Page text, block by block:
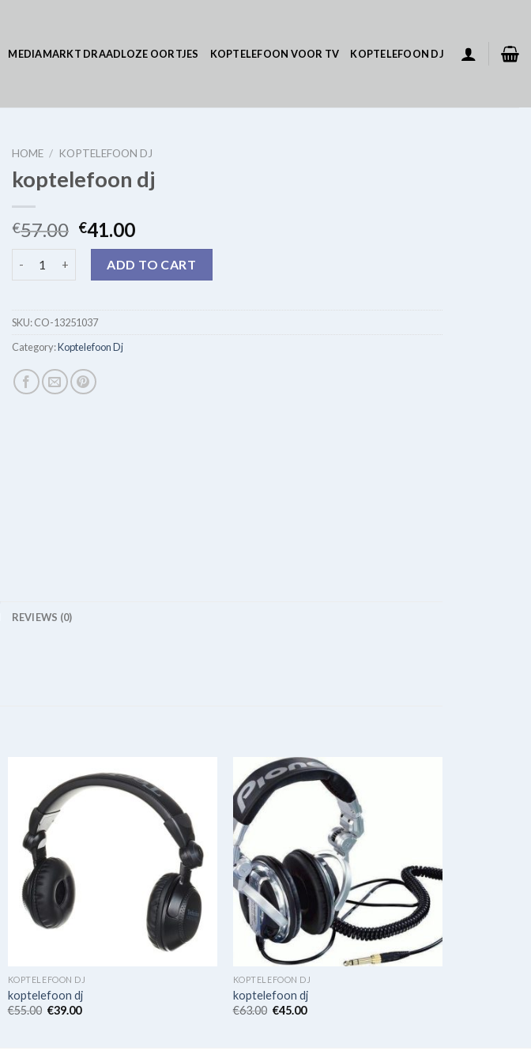
MEDIAMARKT DRAADLOZE OORTJES KOPTELEFOON VOOR TV KOPTELEFOON DJ
HOME / KOPTELEFOON DJ
koptelefoon dj
€57.00 €41.00
ADD TO CART
SKU:CO-13251037
Category:Koptelefoon Dj
REVIEWS (0)
KOPTELEFOON DJ
koptelefoon dj
€55.00 €39.00
KOPTELEFOON DJ
koptelefoon dj
€63.00 €45.00